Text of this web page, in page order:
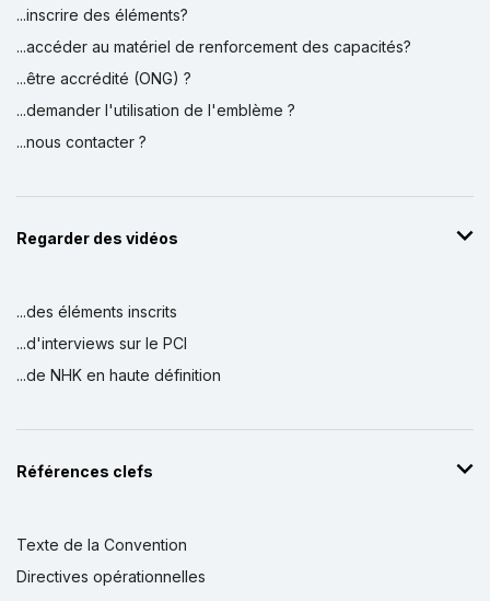
...inscrire des éléments?
...accéder au matériel de renforcement des capacités?
...être accrédité (ONG) ?
...demander l'utilisation de l'emblème ?
...nous contacter ?
Regarder des vidéos
...des éléments inscrits
...d'interviews sur le PCI
...de NHK en haute définition
Références clefs
Texte de la Convention
Directives opérationnelles